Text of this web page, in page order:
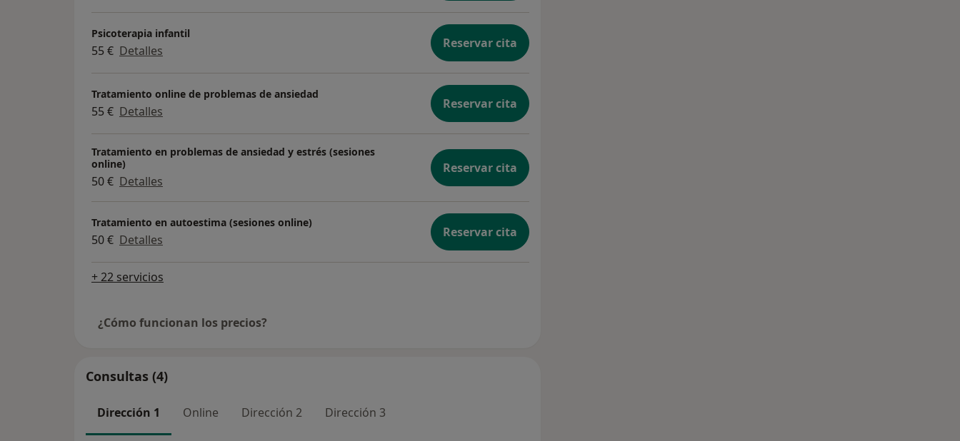
Psicoterapia infantil
55 € Detalles Reservar cita
Tratamiento online de problemas de ansiedad
55 € Detalles Reservar cita
Tratamiento en problemas de ansiedad y estrés (sesiones
online)
50 € Detalles
Reservar cita
Tratamiento en autoestima (sesiones online)
50 € Detalles Reservar cita
+ 22 servicios
¿Cómo funcionan los precios?
Consultas (4)
Dirección 1 Online Dirección 2 Dirección 3